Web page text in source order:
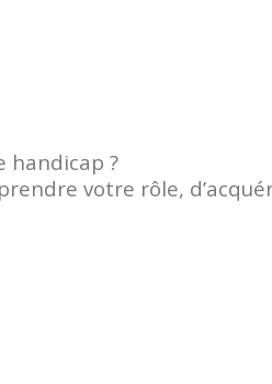
handicap ?
votre rôle,